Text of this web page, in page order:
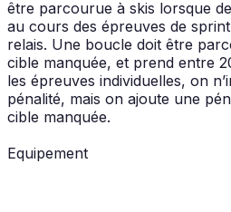
être parcourue à skis lorsque
au cours des épreuves de
relais. Une boucle doit être
cible manquée, et prend entre
les épreuves individuelles, on
pénalité, mais on ajoute une
cible manquée.
Equipement